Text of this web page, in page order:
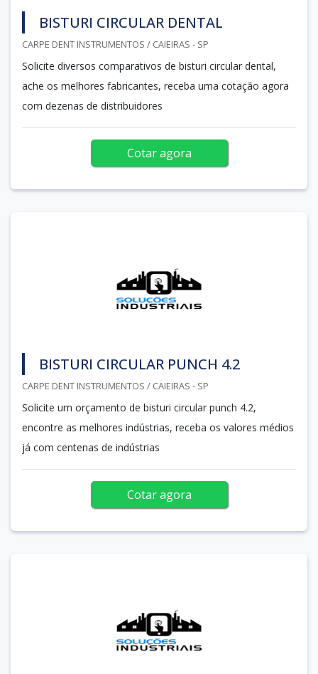
BISTURI CIRCULAR DENTAL
CARPE DENT INSTRUMENTOS / CAIEIRAS - SP
Solicite diversos comparativos de bisturi circular dental,
ache os melhores fabricantes, receba uma cotação agora
com dezenas de distribuidores
Cotar agora
BISTURI CIRCULAR PUNCH 4.2
CARPE DENT INSTRUMENTOS / CAIEIRAS - SP
Solicite um orçamento de bisturi circular punch 4.2,
encontre as melhores indústrias, receba os valores médios
já com centenas de indústrias
Cotar agora